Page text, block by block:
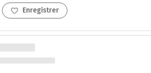
Enregistrer